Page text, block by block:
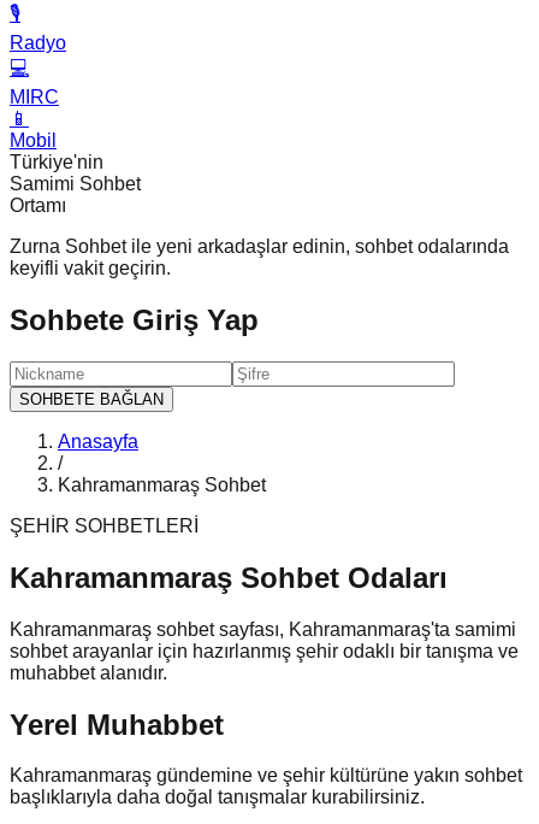
🎙️
Radyo
💻
MIRC
📱
Mobil
Türkiye'nin
Samimi Sohbet
Ortamı
Zurna Sohbet ile yeni arkadaşlar edinin, sohbet odalarında
keyifli vakit geçirin.
Sohbete Giriş Yap
SOHBETE BAĞLAN
Anasayfa
/
Kahramanmaraş Sohbet
ŞEHİR SOHBETLERİ
Kahramanmaraş Sohbet Odaları
Kahramanmaraş sohbet sayfası, Kahramanmaraş'ta samimi
sohbet arayanlar için hazırlanmış şehir odaklı bir tanışma ve
muhabbet alanıdır.
Yerel Muhabbet
Kahramanmaraş gündemine ve şehir kültürüne yakın sohbet
başlıklarıyla daha doğal tanışmalar kurabilirsiniz.